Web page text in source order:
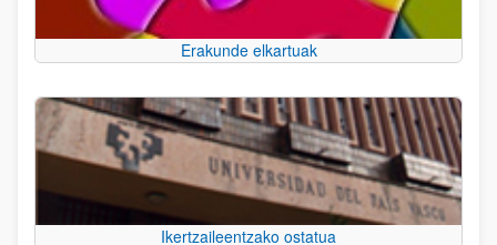
Erakunde elkartuak
Ikertzaileentzako ostatua